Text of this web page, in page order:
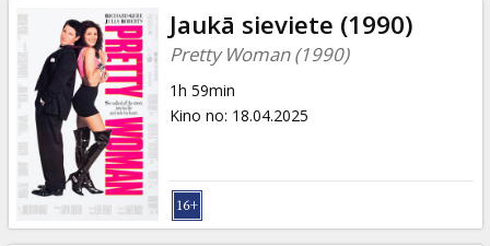
Ziņas
Dāvanu
kartes
Uzkodas
Jaukā sieviete (1990)
Pretty Woman (1990)
1h 59min
Kino no: 18.04.2025